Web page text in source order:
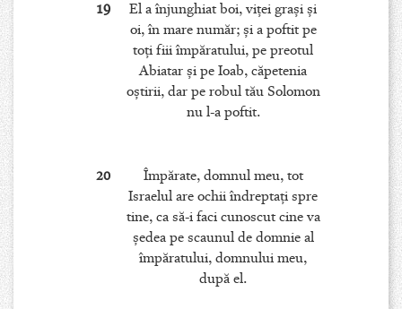
19
El a înjunghiat boi, viţei graşi şi
oi, în mare număr; şi a poftit pe
toţi fiii împăratului, pe preotul
Abiatar şi pe Ioab, căpetenia
oştirii, dar pe robul tău Solomon
nu l-a poftit.
20
Împărate, domnul meu, tot
Israelul are ochii îndreptaţi spre
tine, ca să-i faci cunoscut cine va
şedea pe scaunul de domnie al
împăratului, domnului meu,
după el.